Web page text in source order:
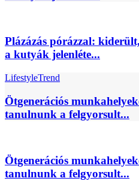
Plázázás pórázzal:
a kutyák jelenléte...
LifestyleTrend
Ötgenerációs
tanulnunk a felgyorsult...
Ötgenerációs
tanulnunk a felgyorsult...